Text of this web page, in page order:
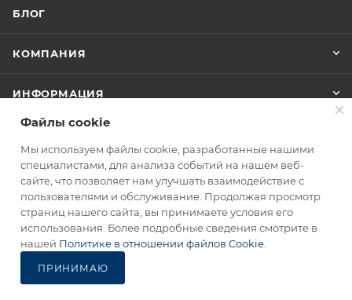
БЛОГ
КОМПАНИЯ
ИНФОРМАЦИЯ
+7 (499) 490-09-46
info@opinel.ru
Офис: г. Москва, Варшавское
шоссе, д. 47, корп. 4, пом. 19
Файлы cookie
Мы используем файлы cookie, разработанные нашими
специалистами, для анализа событий на нашем веб-
сайте, что позволяет нам улучшать взаимодействие с
пользователями и обслуживание. Продолжая просмотр
страниц нашего сайта, вы принимаете условия его
использования. Более подробные сведения смотрите в
нашей Политике в отношении файлов Cookie
ПРИНИМАЮ
Каталог
Избранные